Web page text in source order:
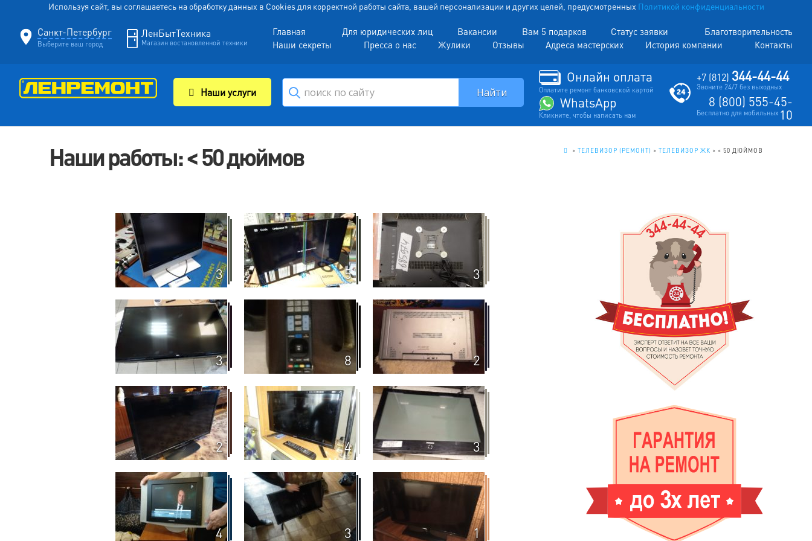
Используя сайт, вы соглашаетесь на обработку данных в Cookies для корректной работы сайта, вашей персонализации и других целей, предусмотренных Политикой конфиденциальности
Санкт-Петербург
Выберите ваш город
ЛенБытТехника
Магазин востановленной техники
Главная Для юридических лиц Вакансии Вам 5 подарков Статус заявки
Благотворительность
Наши секреты
Пресса о нас Жулики Отзывы Адреса мастерских История компании Контакты
Наши услуги
Онлайн оплата
Оплатите ремонт банковской картой
WhatsApp
Кликните, чтобы написать нам
+7 (812) 344-44-44
Звоните 24/7 без выходных
8 (800) 555-45-
10
Бесплатно для мобильных
Наши работы: < 50 дюймов > ТЕЛЕВИЗОР (РЕМОНТ) > ТЕЛЕВИЗОР ЖК > < 50 ДЮЙМОВ
3 5 3
3 8 2
2 4 3
4 3 1